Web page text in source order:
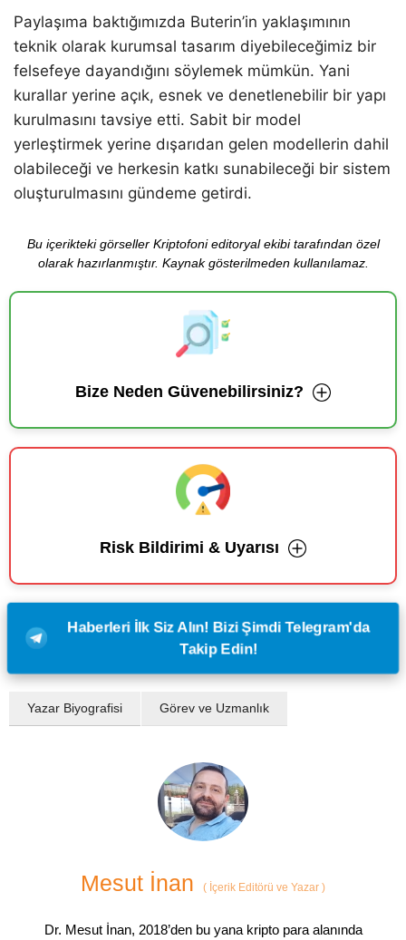
Paylaşıma baktığımızda Buterin’in yaklaşımının
teknik olarak kurumsal tasarım diyebileceğimiz bir
felsefeye dayandığını söylemek mümkün. Yani
kurallar yerine açık, esnek ve denetlenebilir bir yapı
kurulmasını tavsiye etti. Sabit bir model
yerleştirmek yerine dışarıdan gelen modellerin dahil
olabileceği ve herkesin katkı sunabileceği bir sistem
oluşturulmasını gündeme getirdi.
Bu içerikteki görseller Kriptofoni editoryal ekibi tarafından özel
olarak hazırlanmıştır. Kaynak gösterilmeden kullanılamaz.
Bize Neden Güvenebilirsiniz?
Risk Bildirimi & Uyarısı
Haberleri İlk Siz Alın! Bizi Şimdi Telegram'da
Takip Edin!
Yazar Biyografisi Görev ve Uzmanlık
Mesut İnan ( İçerik Editörü ve Yazar )
Dr. Mesut İnan, 2018’den bu yana kripto para alanında